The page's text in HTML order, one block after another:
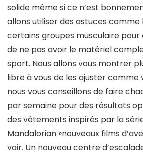
solide même si ce n’est
allons utiliser des astuces
certains groupes musculaire
de ne pas avoir le matériel
sport. Nous allons vous montrer
libre à vous de les ajuster comme
nous vous conseillons de faire
par semaine pour des résultats
des vêtements inspirés par la
Mandalorian »nouveaux films
voir. Un nouveau centre